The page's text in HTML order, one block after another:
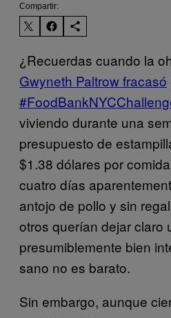
Compartir:
¿Recuerdas cuando la
Gwyneth Paltrow fracasó
viviendo durante una
presupuesto de
$1.38 dólares por
cuatro días
antojo de pollo y sin
otros querían dejar claro
presumiblemente bien
sano no es barato.
Sin embargo, aunque